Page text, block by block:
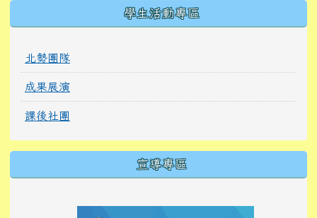
學生活動專區
北勢團隊
成果展演
課後社團
宣導專區